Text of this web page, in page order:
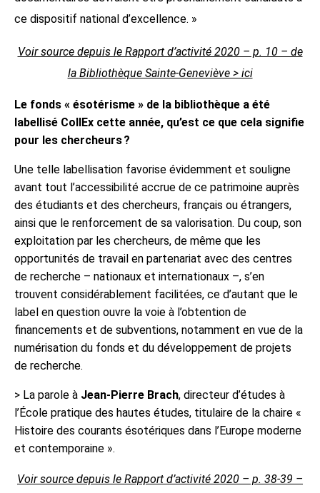
ce dispositif national d’excellence. »
Voir source depuis le Rapport d’activité 2020 – p. 10 – de
la Bibliothèque Sainte-Geneviève > ici
Le fonds « ésotérisme » de la bibliothèque a été
labellisé CollEx cette année, qu’est ce que cela signifie
pour les chercheurs ?
Une telle labellisation favorise évidemment et souligne
avant tout l’accessibilité accrue de ce patrimoine auprès
des étudiants et des chercheurs, français ou étrangers,
ainsi que le renforcement de sa valorisation. Du coup, son
exploitation par les chercheurs, de même que les
opportunités de travail en partenariat avec des centres
de recherche – nationaux et internationaux –, s’en
trouvent considérablement facilitées, ce d’autant que le
label en question ouvre la voie à l’obtention de
financements et de subventions, notamment en vue de la
numérisation du fonds et du développement de projets
de recherche.
> La parole à Jean-Pierre Brach, directeur d’études à
l’École pratique des hautes études, titulaire de la chaire «
Histoire des courants ésotériques dans l’Europe moderne
et contemporaine ».
Voir source depuis le Rapport d’activité 2020 – p. 38-39 –